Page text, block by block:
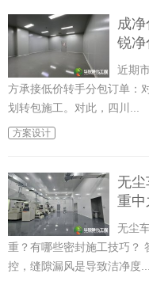
成
锐
近期
方承接低价转手分包订单：
划转包施工。对此，四川...
方案设计
无
重
无尘
重？有哪些密封施工技巧？
控，缝隙漏风是导致洁净度...